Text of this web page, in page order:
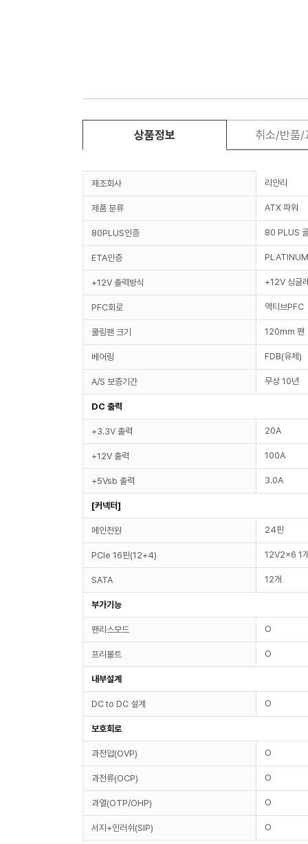
상품정보 취소/반품/
제조회사 리안리
제품 분류 ATX 파워
80PLUS인증 80 PLUS
ETA인증 PLATINUM
+12V 출력방식 +12V 싱글
PFC회로 액티브PFC
쿨링팬 크기 120mm 팬
베어링 FDB(유체)
A/S 보증기간 무상 10년
DC 출력
+3.3V 출력 20A
+12V 출력 100A
+5Vsb 출력 3.0A
[커넥터]
메인전원 24핀
PCIe 16핀(12+4) 12V2x6 1
SATA 12개
부가기능
팬리스모드 O
프리볼트 O
내부설계
DC to DC 설계 O
보호회로
과전압(OVP) O
과전류(OCP) O
과열(OTP/OHP) O
서지+인러쉬(SIP) O